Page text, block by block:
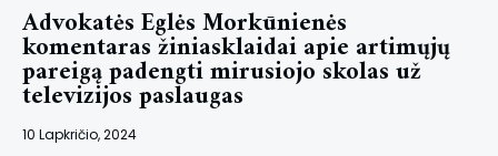
Advokatės Eglės Morkūnienės
komentaras žiniasklaidai apie artimųjų
pareigą padengti mirusiojo skolas už
televizijos paslaugas
10 Lapkričio, 2024